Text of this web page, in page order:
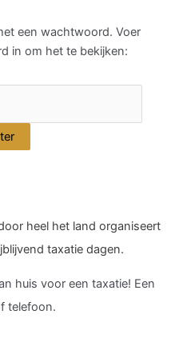
een wachtwoord. Voer
in om het te bekijken:
heel het land organiseert
taxatie dagen.
huis voor een taxatie! Een
telefoon.